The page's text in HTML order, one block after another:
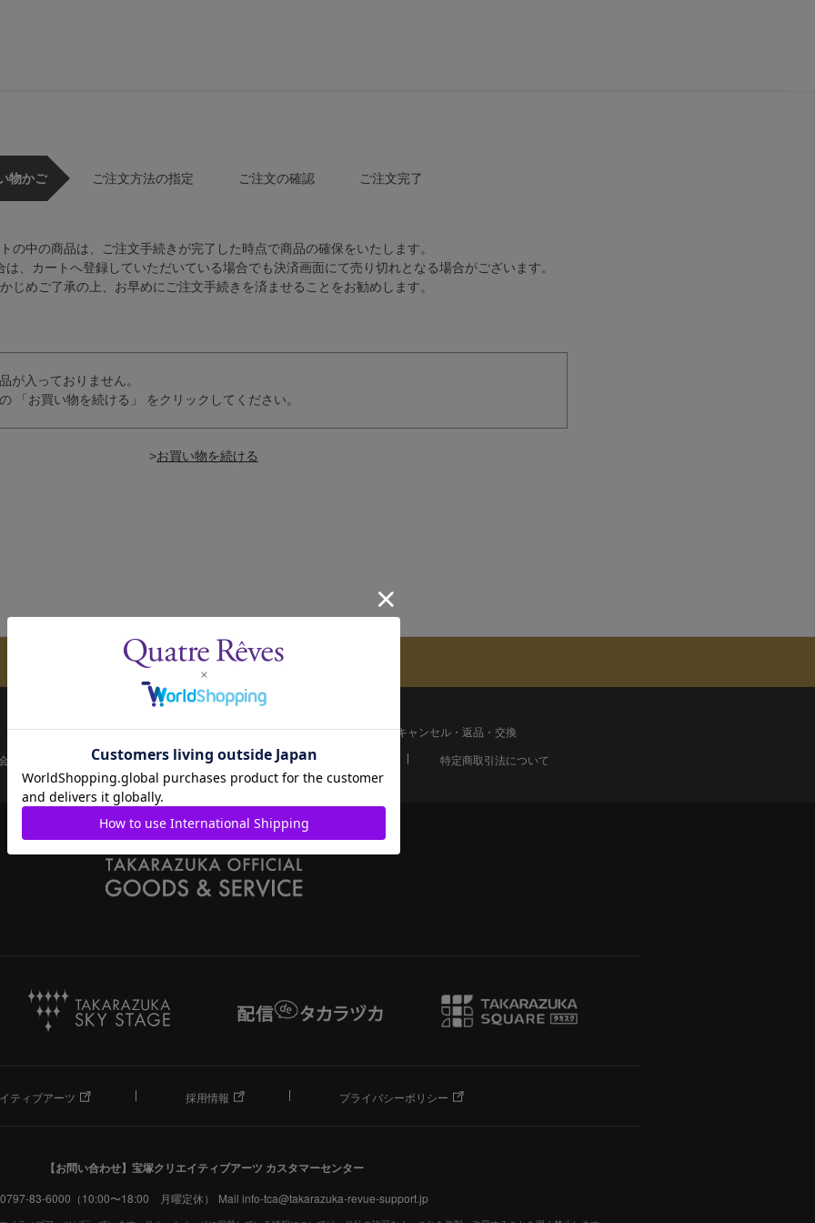
物かご ご注文方法の指定 ご注文の確認 ご注文完了
の中の商品は、ご注文手続きが完了した時点で商品の確保をいたします。
、カートへ登録していただいている場合でも決済画面にて売り切れとなる場合がございます。
じめご了承の上、お早めにご注文手続きを済ませることをお勧めします。
が入っておりません。
「お買い物を続ける」 をクリックしてください。
>
メールマガジンのご案内
配送について お支払い方法 決済について
キャンセル・返品・交換
員ページ 宝塚歌劇共通ID新規会員登録 特定商取引法について
ティブアーツ 採用情報 プライバシーポリシー
【お問い合わせ】 宝塚クリエイティブアーツ カスタマーセンター
83-6000（10:00〜18:00 月曜定休） Mail info-tca@takarazuka-revue-support.jp